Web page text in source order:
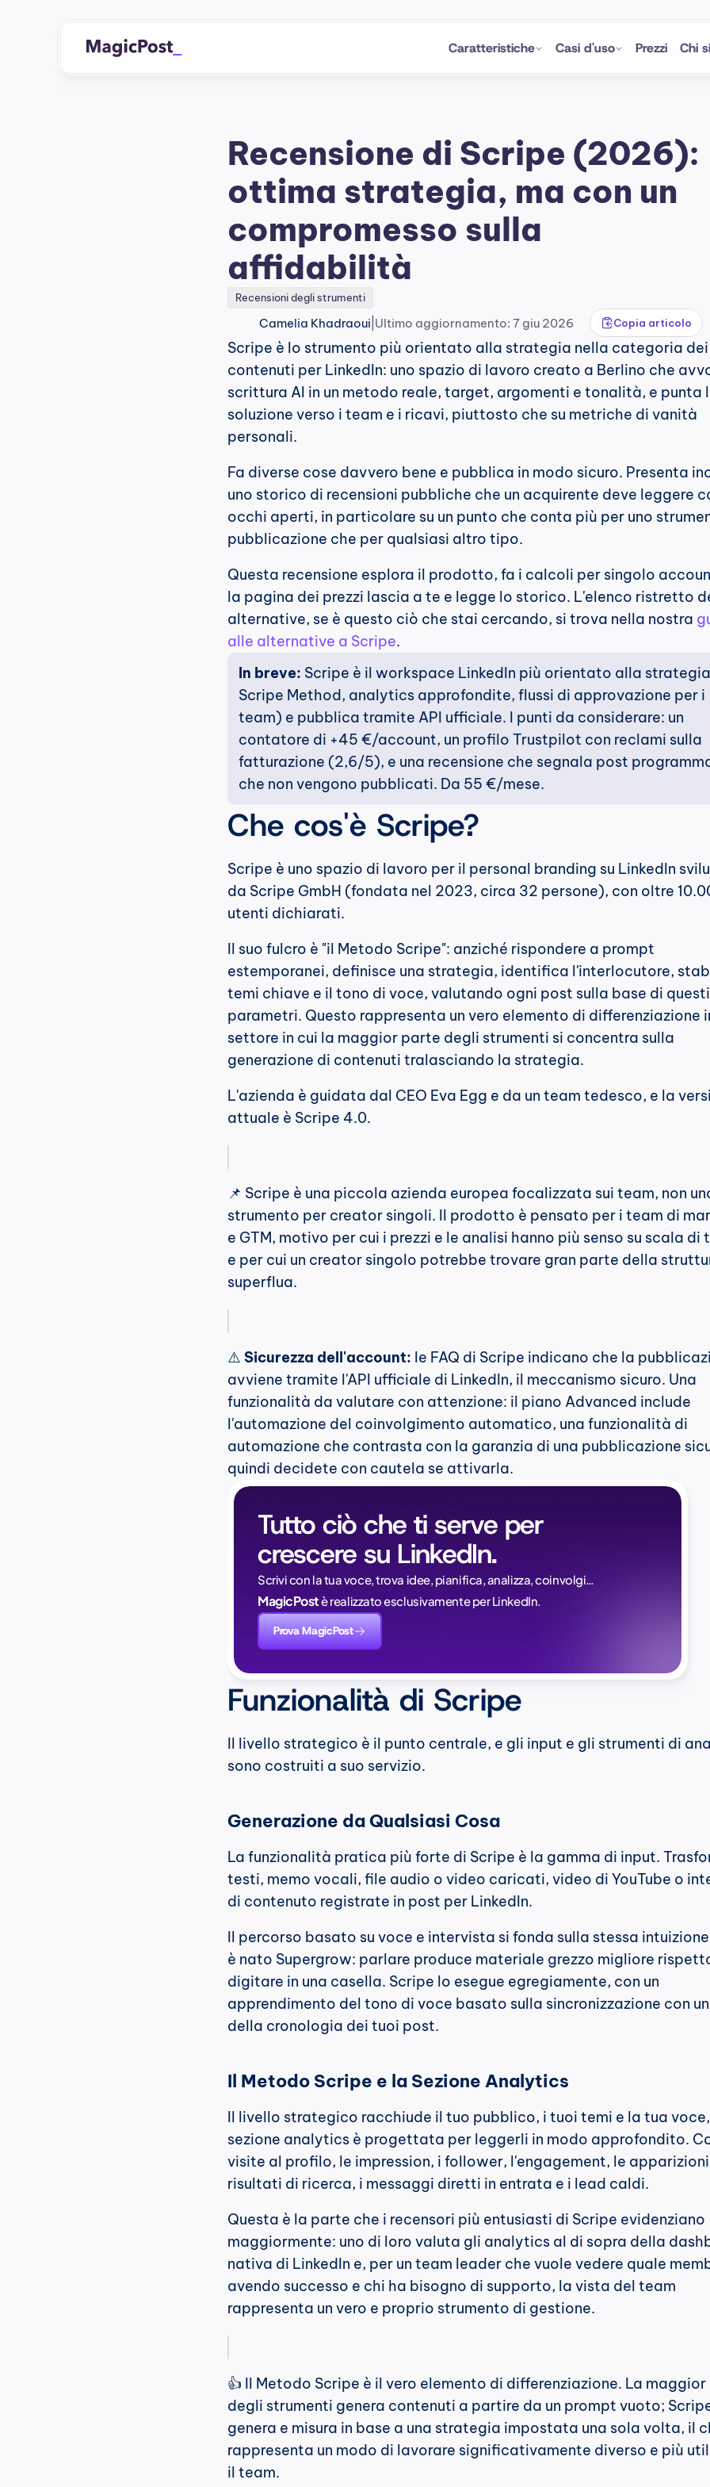
Caratteristiche Casi d'uso Prezzi Chi
Recensione di Scripe (2026):
ottima strategia, ma con un
compromesso sulla
affidabilità
Recensioni degli strumenti
Camelia Khadraoui Ultimo aggiornamento: 7 giu 2026 Copia articolo
Scripe è lo strumento più orientato alla strategia nella categoria dei
contenuti per LinkedIn: uno spazio di lavoro creato a Berlino che
scrittura AI in un metodo reale, target, argomenti e tonalità, e punta
soluzione verso i team e i ricavi, piuttosto che su metriche di vanità
personali.
Fa diverse cose davvero bene e pubblica in modo sicuro. Presenta
uno storico di recensioni pubbliche che un acquirente deve leggere
occhi aperti, in particolare su un punto che conta più per uno
pubblicazione che per qualsiasi altro tipo.
Questa recensione esplora il prodotto, fa i calcoli per singolo
la pagina dei prezzi lascia a te e legge lo storico. L'elenco ristretto
alternative, se è questo ciò che stai cercando, si trova nella nostra
alle alternative a Scripe.
In breve: Scripe è il workspace LinkedIn più orientato alla
Scripe Method, analytics approfondite, flussi di approvazione per i
team) e pubblica tramite API ufficiale. I punti da considerare: un
contatore di +45 €/account, un profilo Trustpilot con reclami sulla
fatturazione (2,6/5), e una recensione che segnala post
che non vengono pubblicati. Da 55 €/mese.
Che cos'è Scripe?
Scripe è uno spazio di lavoro per il personal branding su LinkedIn
da Scripe GmbH (fondata nel 2023, circa 32 persone), con oltre
utenti dichiarati.
Il suo fulcro è "il Metodo Scripe": anziché rispondere a prompt
estemporanei, definisce una strategia, identifica l'interlocutore,
temi chiave e il tono di voce, valutando ogni post sulla base di questi
parametri. Questo rappresenta un vero elemento di differenziazione
settore in cui la maggior parte degli strumenti si concentra sulla
generazione di contenuti tralasciando la strategia.
L'azienda è guidata dal CEO Eva Egg e da un team tedesco, e la
attuale è Scripe 4.0.
📌 Scripe è una piccola azienda europea focalizzata sui team, non
strumento per creator singoli. Il prodotto è pensato per i team di
e GTM, motivo per cui i prezzi e le analisi hanno più senso su scala di
e per cui un creator singolo potrebbe trovare gran parte della
superflua.
⚠️ Sicurezza dell'account: le FAQ di Scripe indicano che la
avviene tramite l'API ufficiale di LinkedIn, il meccanismo sicuro. Una
funzionalità da valutare con attenzione: il piano Advanced include
l'automazione del coinvolgimento automatico, una funzionalità di
automazione che contrasta con la garanzia di una pubblicazione
quindi decidete con cautela se attivarla.
Tutto ciò che ti serve per
crescere su LinkedIn.
Scrivi con la tua voce, trova idee, pianifica, analizza, coinvolgi…
MagicPost è realizzato esclusivamente per LinkedIn.
Prova MagicPost
Funzionalità di Scripe
Il livello strategico è il punto centrale, e gli input e gli strumenti di
sono costruiti a suo servizio.
Generazione da Qualsiasi Cosa
La funzionalità pratica più forte di Scripe è la gamma di input.
testi, memo vocali, file audio o video caricati, video di YouTube o
di contenuto registrate in post per LinkedIn.
Il percorso basato su voce e intervista si fonda sulla stessa intuizione
è nato Supergrow: parlare produce materiale grezzo migliore
digitare in una casella. Scripe lo esegue egregiamente, con un
apprendimento del tono di voce basato sulla sincronizzazione con
della cronologia dei tuoi post.
Il Metodo Scripe e la Sezione Analytics
Il livello strategico racchiude il tuo pubblico, i tuoi temi e la tua
sezione analytics è progettata per leggerli in modo approfondito.
visite al profilo, le impression, i follower, l'engagement, le
risultati di ricerca, i messaggi diretti in entrata e i lead caldi.
Questa è la parte che i recensori più entusiasti di Scripe evidenziano
maggiormente: uno di loro valuta gli analytics al di sopra della
nativa di LinkedIn e, per un team leader che vuole vedere quale
avendo successo e chi ha bisogno di supporto, la vista del team
rappresenta un vero e proprio strumento di gestione.
👍 Il Metodo Scripe è il vero elemento di differenziazione. La
degli strumenti genera contenuti a partire da un prompt vuoto;
genera e misura in base a una strategia impostata una sola volta, il
rappresenta un modo di lavorare significativamente diverso e più
il team.